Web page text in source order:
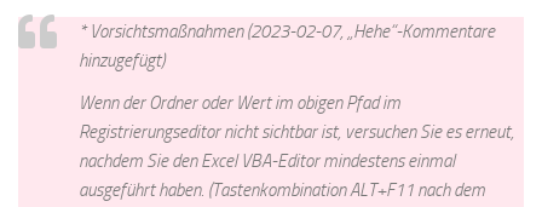
* Vorsichtsmaßnahmen (2023-02-07, „Hehe“-Kommentare
hinzugefügt)
Wenn der Ordner oder Wert im obigen Pfad im
Registrierungseditor nicht sichtbar ist, versuchen Sie es erneut,
nachdem Sie den Excel VBA-Editor mindestens einmal
ausgeführt haben. (Tastenkombination ALT+F11 nach dem